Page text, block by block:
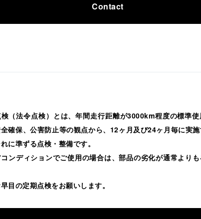
Contact
（法令点検）とは、年間走行距離が3000km程度の標準使
全確保、公害防止等の観点から、12ヶ月及び24ヶ月毎に実
に準ずる点検・整備です。
ンディションでご使用の場合は、部品の劣化が通常より
目の定期点検をお願いします。